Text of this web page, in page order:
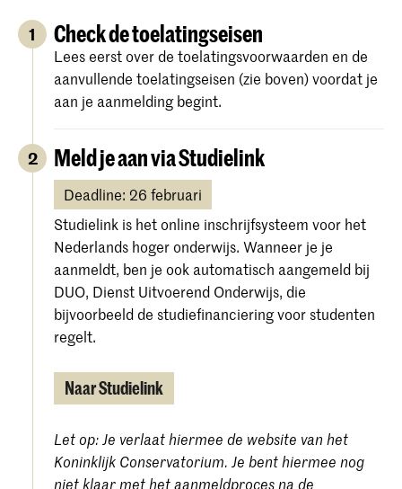
1 Check de toelatingseisen
Lees eerst over de toelatingsvoorwaarden en de
aanvullende toelatingseisen (zie boven) voordat je
aan je aanmelding begint.
2 Meld je aan via Studielink
Deadline: 26 februari
Studielink is het online inschrijfsysteem voor het
Nederlands hoger onderwijs. Wanneer je je
aanmeldt, ben je ook automatisch aangemeld bij
DUO, Dienst Uitvoerend Onderwijs, die
bijvoorbeeld de studiefinanciering voor studenten
regelt.
Naar Studielink
Let op: Je verlaat hiermee de website van het
Koninklijk Conservatorium. Je bent hiermee nog
niet klaar met het aanmeldproces na de